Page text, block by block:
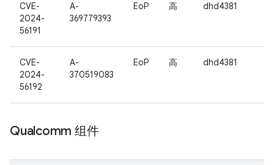
CVE-
2024-
56191
A-
369779393
EoP 高 dhd4381
CVE-
2024-
56192
A-
370519083
EoP 高 dhd4381
Qualcomm 组件